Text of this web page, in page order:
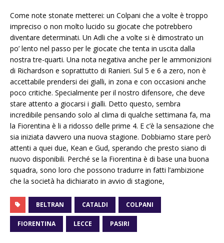
Come note stonate metterei: un Colpani che a volte è troppo
impreciso o non molto lucido su giocate che potrebbero
diventare determinati. Un Adli che a volte si è dimostrato un
po’ lento nel passo per le giocate che tenta in uscita dalla
nostra tre-quarti. Una nota negativa anche per le ammonizioni
di Richardson e soprattutto di Ranieri. Sul 5 e 6 a zero, non è
accettabile prendersi dei gialli, in zona e con occasioni anche
poco critiche. Specialmente per il nostro difensore, che deve
stare attento a giocarsi i gialli. Detto questo, sembra
incredibile pensando solo al clima di qualche settimana fa, ma
la Fiorentina è li a ridosso delle prime 4. E c’è la sensazione che
sia iniziata davvero una nuova stagione. Dobbiamo stare però
attenti a quei due, Kean e Gud, sperando che presto siano di
nuovo disponibili. Perché se la Fiorentina è di base una buona
squadra, sono loro che possono tradurre in fatti l’ambizione
che la società ha dichiarato in avvio di stagione,
BELTRAN CATALDI COLPANI
FIORENTINA LECCE PASIRI